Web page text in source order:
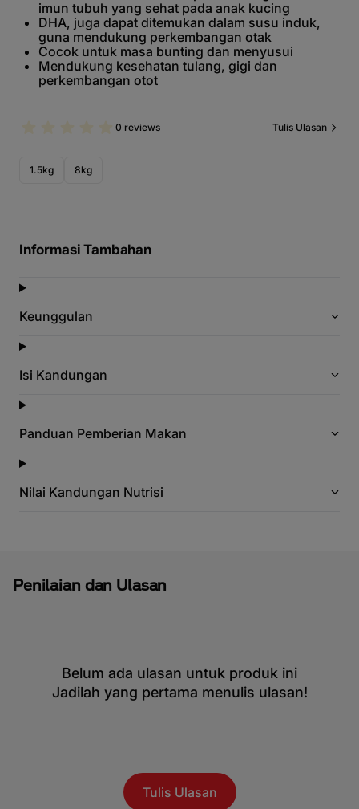
imun tubuh yang sehat pada anak kucing
DHA, juga dapat ditemukan dalam susu induk,
guna mendukung perkembangan otak
Cocok untuk masa bunting dan menyusui
Mendukung kesehatan tulang, gigi dan
perkembangan otot
0 reviews Tulis Ulasan
1.5kg 8kg
Informasi Tambahan
Keunggulan
Isi Kandungan
Panduan Pemberian Makan
Nilai Kandungan Nutrisi
Penilaian dan Ulasan
Belum ada ulasan untuk produk ini
Jadilah yang pertama menulis ulasan!
Tulis Ulasan